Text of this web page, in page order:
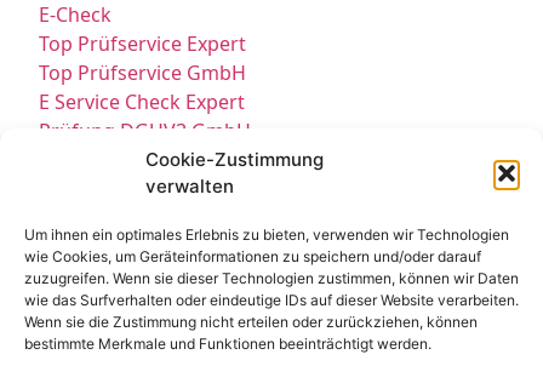
Cookie-Zustimmung
verwalten
Um ihnen ein optimales Erlebnis zu bieten, verwenden wir Technologien
wie Cookies, um Geräteinformationen zu speichern und/oder darauf
zuzugreifen. Wenn sie dieser Technologien zustimmen, können wir Daten
wie das Surfverhalten oder eindeutige IDs auf dieser Website verarbeiten.
Wenn sie die Zustimmung nicht erteilen oder zurückziehen, können
bestimmte Merkmale und Funktionen beeinträchtigt werden.
E-Check
Top Prüfservice Expert
Top Prüfservice GmbH
E Service Check Expert
Prüfung DGUV3 GmbH
Sicherheitsprüfungen Partners
Sicherheitsprüfungen Expert
Prüfung elektrischer Anlagen